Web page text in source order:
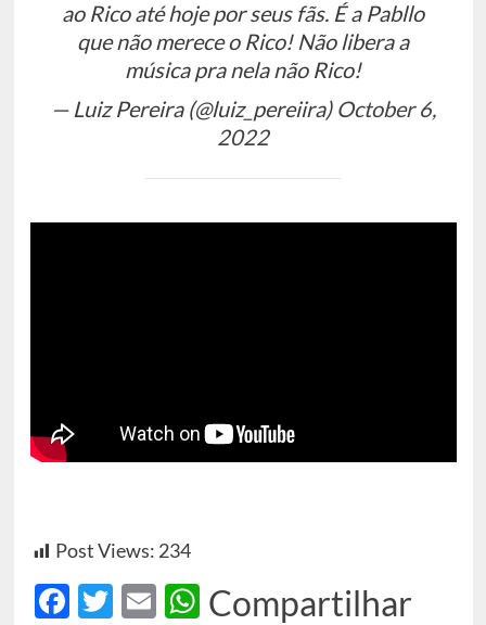
ao Rico até hoje por seus fãs. É a Pabllo
que não merece o Rico! Não libera a
música pra nela não Rico!
— Luiz Pereira (@luiz_pereiira) October 6,
2022
Post Views: 234
Facebook
Twitter
EmailWhatsApp
Compartilhar